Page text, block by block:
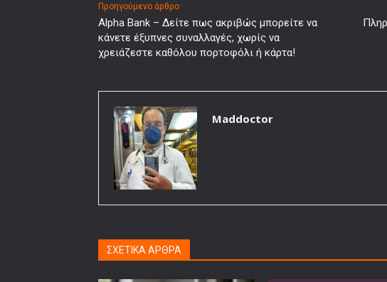
Προηγούμενο άρθρο
Alpha Bank – Δείτε πως ακριβώς μπορείτε να
κάνετε έξυπνες συναλλαγές, χωρίς να
χρειάζεστε καθόλου πορτοφόλι ή κάρτα!
Maddoctor
ΣΧΕΤΙΚΑ ΑΡΘΡΑ